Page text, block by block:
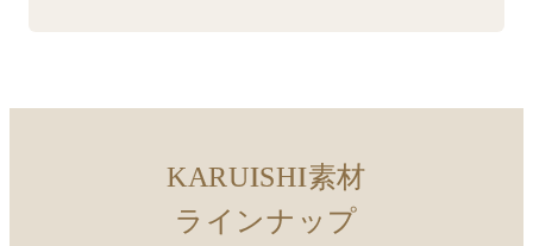
KARUISHI素材
ラインナップ